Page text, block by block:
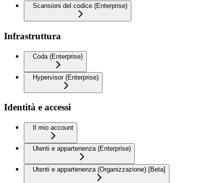
Scansioni del codice (Enterprise)
Infrastruttura
Coda (Enterprise)
Hypervisor (Enterprise)
Identità e accessi
Il mio account
Utenti e appartenenza (Enterprise)
Utenti e appartenenza (Organizzazione) [Beta]